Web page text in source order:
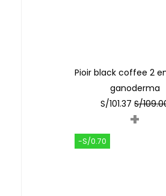
Pioir black coffee 2
ganoderma
S/101.37 S/
+
-S/0.70